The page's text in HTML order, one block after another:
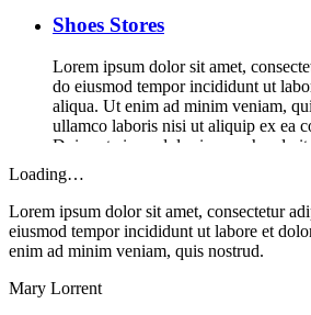
ipsum dolor sit amet, consectetur
Shoes Stores
Lorem ipsum dolor sit amet,
do eiusmod tempor incididunt ut
aliqua. Ut enim ad minim veniam,
ullamco laboris nisi ut aliquip ex ea
Duis aute irure dolor in
Loading…
Lorem ipsum dolor sit amet, consectetur
eiusmod tempor incididunt ut labore et
enim ad minim veniam, quis nostrud.
Mary Lorrent